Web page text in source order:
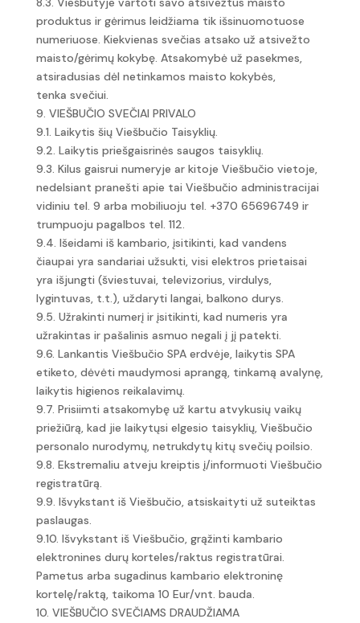
produktus ir gėrimus leidžiama tik išsinuomotuose
numeriuose. Kiekvienas svečias atsako už atsivežto
maisto/gėrimų kokybę. Atsakomybė už pasekmes,
atsiradusias dėl netinkamos maisto kokybės,
tenka svečiui.
9. VIEŠBUČIO SVEČIAI PRIVALO
9.1. Laikytis šių Viešbučio Taisyklių.
9.2. Laikytis priešgaisrinės saugos taisyklių.
9.3. Kilus gaisrui numeryje ar kitoje Viešbučio vietoje,
nedelsiant pranešti apie tai Viešbučio administracijai
vidiniu tel. 9 arba mobiliuoju tel. +370 65696749 ir
trumpuoju pagalbos tel. 112.
9.4. Išeidami iš kambario, įsitikinti, kad vandens
čiaupai yra sandariai užsukti, visi elektros prietaisai
yra išjungti (šviestuvai, televizorius, virdulys,
lygintuvas, t.t.), uždaryti langai, balkono durys.
9.5. Užrakinti numerį ir įsitikinti, kad numeris yra
užrakintas ir pašalinis asmuo negali į jį patekti.
9.6. Lankantis Viešbučio SPA erdvėje, laikytis SPA
etiketo, dėvėti maudymosi aprangą, tinkamą avalynę,
laikytis higienos reikalavimų.
9.7. Prisiimti atsakomybę už kartu atvykusių vaikų
priežiūrą, kad jie laikytųsi elgesio taisyklių, Viešbučio
personalo nurodymų, netrukdytų kitų svečių poilsio.
9.8. Ekstremaliu atveju kreiptis į/informuoti Viešbučio
registratūrą.
9.9. Išvykstant iš Viešbučio, atsiskaityti už suteiktas
paslaugas.
9.10. Išvykstant iš Viešbučio, grąžinti kambario
elektronines durų korteles/raktus registratūrai.
Pametus arba sugadinus kambario elektroninę
kortelę/raktą, taikoma 10 Eur/vnt. bauda.
10. VIEŠBUČIO SVEČIAMS DRAUDŽIAMA